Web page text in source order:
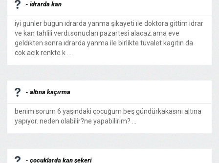
- idrarda kan
iyi gunler bugun ıdrarda yanma şikayeti ıle doktora gittim idrar
ve kan tahlili verdı.sonucları pazartesi alacaz.ama eve
geldıkten sonra ıdrarda yanma ile birlikte tuvalet kagıtın da
cok acık renkte k ...
- altına kaçırma
benim sorum 6 yaşındaki çocuğum beş gündürkakasını altına
yapıyor. neden olabilir?ne yapabilirim? ...
- çocuklarda kan şekeri